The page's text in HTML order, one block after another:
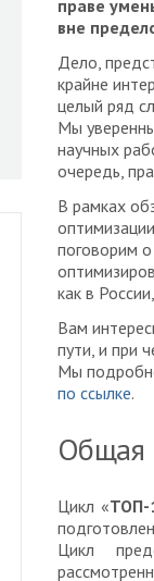
праве
вне
Дело,
крайне
целый ряд
Мы
научных
очередь,
В рамках
поговорим
как в
Вам
пути, и при
Мы
по ссылке.
Общая
Цикл «ТОП-
Цикл